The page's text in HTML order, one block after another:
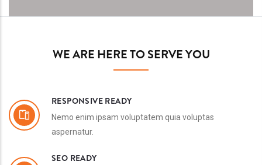
WE ARE HERE TO SERVE YOU
RESPONSIVE READY
Nemo enim ipsam voluptatem quia voluptas
aspernatur.
SEO READY